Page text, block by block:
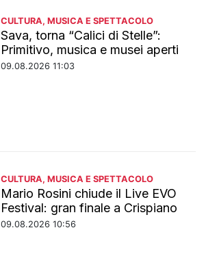
CULTURA, MUSICA E SPETTACOLO
Sava, torna “Calici di Stelle”:
Primitivo, musica e musei aperti
09.08.2026 11:03
CULTURA, MUSICA E SPETTACOLO
Mario Rosini chiude il Live EVO
Festival: gran finale a Crispiano
09.08.2026 10:56